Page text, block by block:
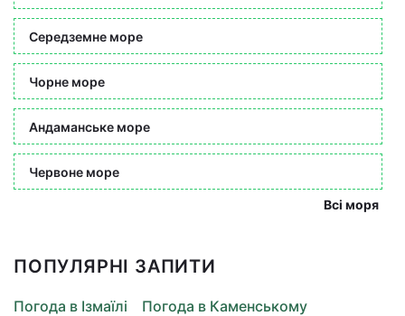
Середземне море
Чорне море
Андаманське море
Червоне море
Всі моря
ПОПУЛЯРНІ ЗАПИТИ
Погода в Ізмаїлі
Погода в Каменському